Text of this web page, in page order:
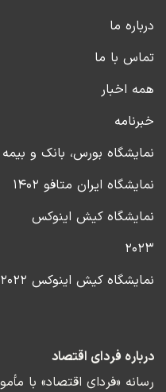
درباره ما
تماس با ما
همه اخبار
خبرنامه
نمایشگاه بورس، بانک و بیمه
نمایشگاه ایران متافو ۱۴۰۲
نمایشگاه کیش اینوکس
۲۰۲۳
نمایشگاه کیش اینوکس ۲۰۲۲
درباره فردای اقتصاد
رسانه «فردای اقتصاد» با